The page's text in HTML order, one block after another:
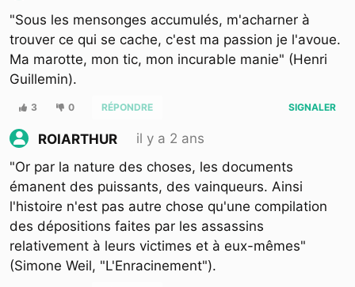
"Sous les mensonges accumulés, m'acharner à
trouver ce qui se cache, c'est ma passion je l'avoue.
Ma marotte, mon tic, mon incurable manie" (Henri
Guillemin).
3 0 RÉPONDRE SIGNALER
ROIARTHUR
il y a 2 ans
"Or par la nature des choses, les documents
émanent des puissants, des vainqueurs. Ainsi
l'histoire n'est pas autre chose qu'une compilation
des dépositions faites par les assassins
relativement à leurs victimes et à eux-mêmes"
(Simone Weil, "L'Enracinement").